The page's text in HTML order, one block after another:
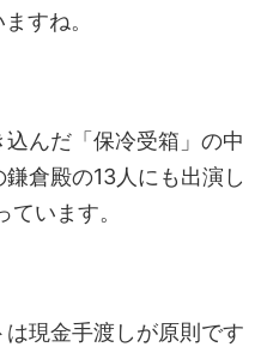
すね。
んだ「保冷受箱」の中
倉殿の13人にも出演し
います。
現金手渡しが原則です